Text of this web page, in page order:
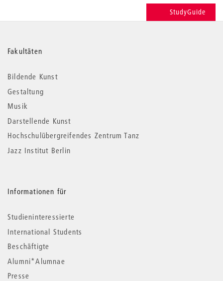
StudyGuide
Weitere
Informationen
Fakultäten
Bildende Kunst
Gestaltung
Musik
Darstellende Kunst
Hochschulübergreifendes Zentrum Tanz
Jazz Institut Berlin
Informationen für
Studieninteressierte
International Students
Beschäftigte
Alumni*Alumnae
Presse